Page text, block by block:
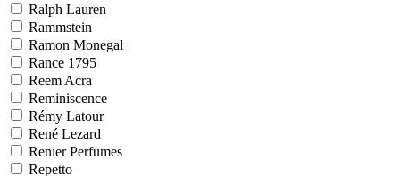
Ralph Lauren
Rammstein
Ramon Monegal
Rance 1795
Reem Acra
Reminiscence
Rémy Latour
René Lezard
Renier Perfumes
Repetto